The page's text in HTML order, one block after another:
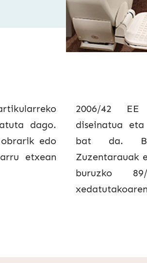
dago.
edo
etxean
2006/42 EE
diseinatua
bat da.
Zuzentarauak
buruzko 89/